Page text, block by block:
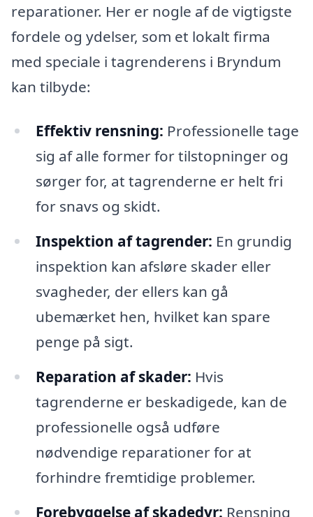
reparationer. Her er nogle af de vigtigste
fordele og ydelser, som et lokalt firma
med speciale i tagrenderens i Bryndum
kan tilbyde:
Effektiv rensning: Professionelle tage
sig af alle former for tilstopninger og
sørger for, at tagrenderne er helt fri
for snavs og skidt.
Inspektion af tagrender: En grundig
inspektion kan afsløre skader eller
svagheder, der ellers kan gå
ubemærket hen, hvilket kan spare
penge på sigt.
Reparation af skader: Hvis
tagrenderne er beskadigede, kan de
professionelle også udføre
nødvendige reparationer for at
forhindre fremtidige problemer.
Forebyggelse af skadedyr: Rensning